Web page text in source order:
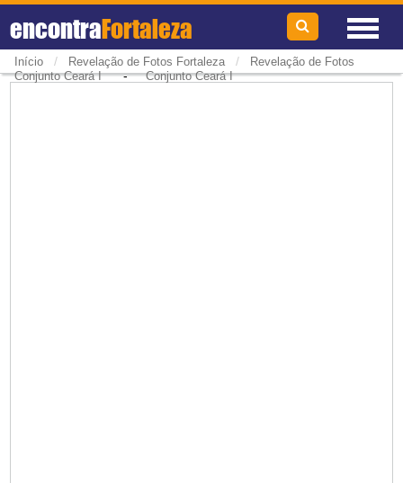
encontraFortaleza
Início / Revelação de Fotos Fortaleza /
Revelação de Fotos
Conjunto Ceará I-Conjunto Ceará I